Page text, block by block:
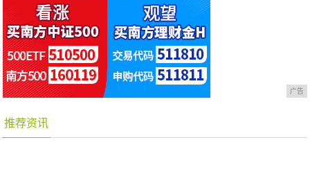
广告
推荐资讯